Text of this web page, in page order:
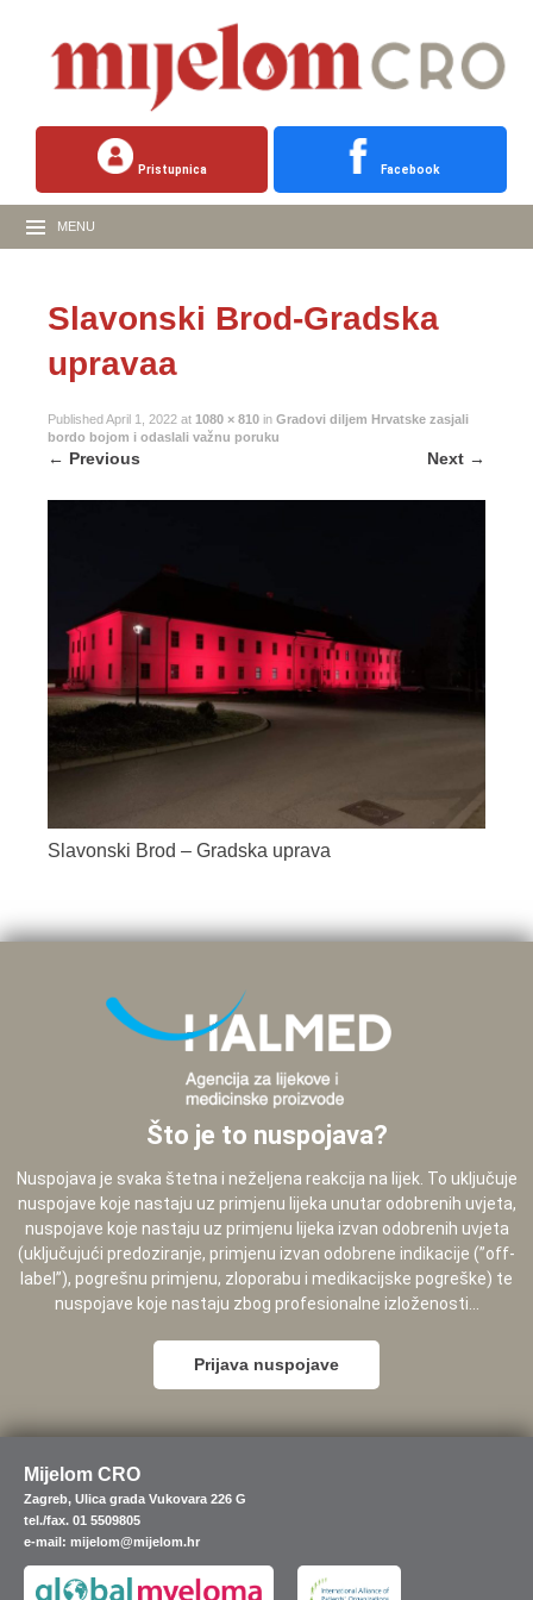
Pristupnica Facebook
MENU
Slavonski Brod-Gradska
upravaa
PublishedApril 1, 2022 at 1080 × 810 in Gradovi diljem Hrvatske zasjali
bordo bojom i odaslali važnu poruku
← Previous Next →
Slavonski Brod – Gradska uprava
Što je to nuspojava?
Nuspojava je svaka štetna i neželjena reakcija na lijek. To uključuje
nuspojave koje nastaju uz primjenu lijeka unutar odobrenih uvjeta,
nuspojave koje nastaju uz primjenu lijeka izvan odobrenih uvjeta
(uključujući predoziranje, primjenu izvan odobrene indikacije (”off-
label”), pogrešnu primjenu, zloporabu i medikacijske pogreške) te
nuspojave koje nastaju zbog profesionalne izloženosti...
Prijava nuspojave
Mijelom CRO
Zagreb, Ulica grada Vukovara 226 G
tel./fax. 01 5509805
e-mail: mijelom@mijelom.hr